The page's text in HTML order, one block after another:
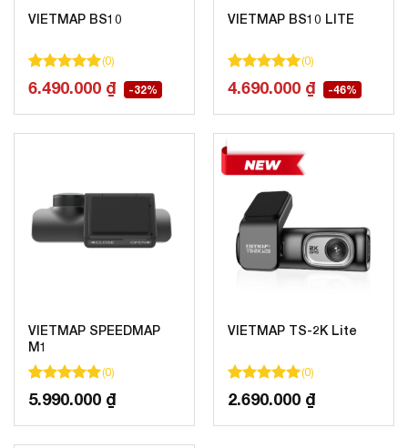
VIETMAP BS10
100trên 5 dựa trên
100 đánh giá
(0)
6.490.000 ₫ -32%
VIETMAP BS10 LITE
100trên 5 dựa trên
100 đánh
(0)
4.690.000 ₫ -46%
VIETMAP SPEEDMAP
M1
100trên 5 dựa trên
100
(0)
5.990.000 ₫
VIETMAP TS-2K Lite
100trên 5 dựa trên
100
(0)
2.690.000 ₫